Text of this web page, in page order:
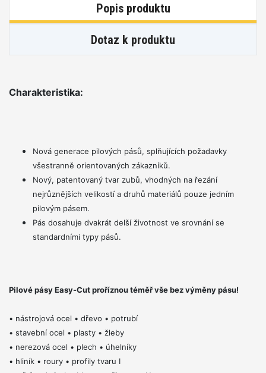
Popis produktu
Dotaz k produktu
Charakteristika:
Nová generace pilových pásů, splňujících požadavky
všestranně orientovaných zákazníků.
Nový, patentovaný tvar zubů, vhodných na řezání
nejrůznějších velikostí a druhů materiálů pouze jedním
pilovým pásem.
Pás dosahuje dvakrát delší životnost ve srovnání se
standardními typy pásů.
Pilové pásy Easy-Cut proříznou téměř vše bez výměny pásu!
• nástrojová ocel • dřevo • potrubí
• stavební ocel • plasty • žleby
• nerezová ocel • plech • úhelníky
• hliník • roury • profily tvaru I